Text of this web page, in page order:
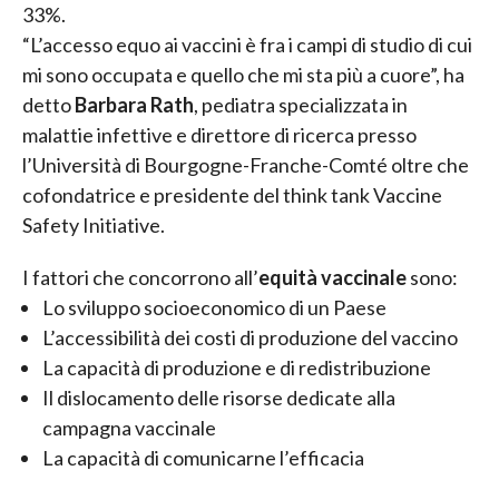
33%.
“L’accesso equo ai vaccini è fra i campi di studio di cui
mi sono occupata e quello che mi sta più a cuore”, ha
dettoBarbara Rath, pediatra specializzata in
malattie infettive e direttore di ricerca presso
l’Università di Bourgogne-Franche-Comté oltre che
cofondatrice e presidente del think tank Vaccine
Safety Initiative.
I fattori che concorrono all’equità vaccinalesono:
Lo sviluppo socioeconomico di un Paese
L’accessibilità dei costi di produzione del vaccino
La capacità di produzione e di redistribuzione
Il dislocamento delle risorse dedicate alla
campagna vaccinale
La capacità di comunicarne l’efficacia